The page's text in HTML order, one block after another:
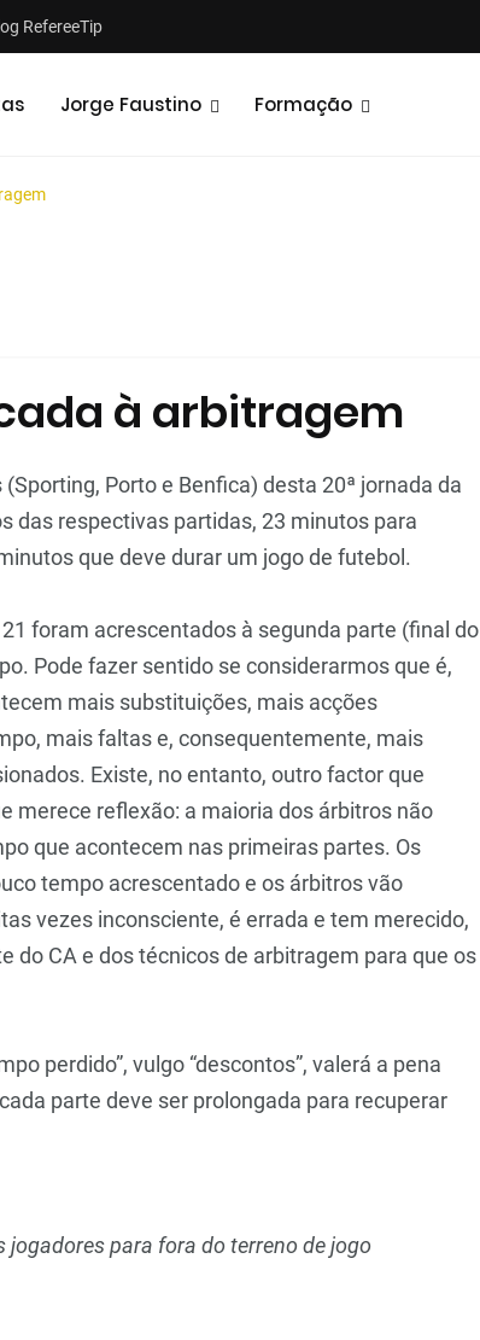
RefereeTip
Jorge Faustino Formação
à arbitragem
Porto e Benfica) desta 20ª jornada da
das respectivas partidas, 23 minutos para
que deve durar um jogo de futebol.
foram acrescentados à segunda parte (final do
Pode fazer sentido se considerarmos que é,
mais substituições, mais acções
mais faltas e, consequentemente, mais
Existe, no entanto, outro factor que
merece reflexão: a maioria dos árbitros não
que acontecem nas primeiras partes. Os
tempo acrescentado e os árbitros vão
vezes inconsciente, é errada e tem merecido,
do CA e dos técnicos de arbitragem para que os
perdido”, vulgo “descontos”, valerá a pena
parte deve ser prolongada para recuperar
para fora do terreno de jogo